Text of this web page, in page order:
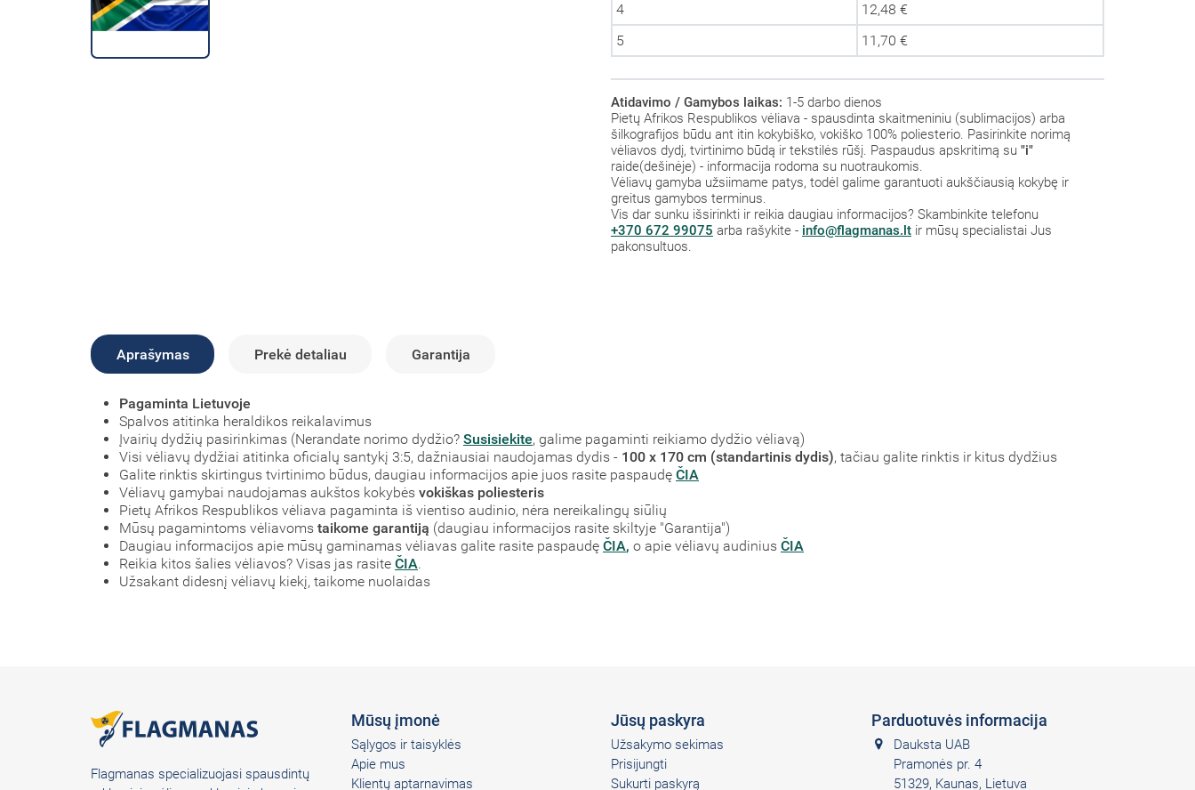
4
12,48 €
5
11,70 €
Atidavimo / Gamybos laikas: 1-5 darbo dienos
Pietų Afrikos Respublikos vėliava - spausdinta skaitmeniniu (sublimacijos) arba
šilkografijos būdu ant itin kokybiško, vokiško 100% poliesterio. Pasirinkite norimą
vėliavos dydį, tvirtinimo būdą ir tekstilės rūšį. Paspaudus apskritimą su "i"
raide(dešinėje) - informacija rodoma su nuotraukomis.
Vėliavų gamyba užsiimame patys, todėl galime garantuoti aukščiausią kokybę ir
greitus gamybos terminus.
Vis dar sunku išsirinkti ir reikia daugiau informacijos? Skambinkite telefonu
+370 672 99075 arba rašykite - info@flagmanas.lt ir mūsų specialistai Jus
pakonsultuos.
Aprašymas Prekė detaliau Garantija
Pagaminta Lietuvoje
Spalvos atitinka heraldikos reikalavimus
Įvairių dydžių pasirinkimas (Nerandate norimo dydžio? Susisiekite, galime pagaminti reikiamo dydžio vėliavą)
Visi vėliavų dydžiai atitinka oficialų santykį 3:5, dažniausiai naudojamas dydis - 100 x 170 cm (standartinis dydis), tačiau galite rinktis ir kitus dydžius
Galite rinktis skirtingus tvirtinimo būdus, daugiau informacijos apie juos rasite paspaudę ČIA
Vėliavų gamybai naudojamas aukštos kokybės vokiškas poliesteris
Pietų Afrikos Respublikos vėliava pagaminta iš vientiso audinio, nėra nereikalingų siūlių
Mūsų pagamintoms vėliavoms taikome garantiją (daugiau informacijos rasite skiltyje "Garantija")
Daugiau informacijos apie mūsų gaminamas vėliavas galite rasite paspaudę ČIA, o apie vėliavų audinius ČIA
Reikia kitos šalies vėliavos? Visas jas rasite ČIA.
Užsakant didesnį vėliavų kiekį, taikome nuolaidas
Flagmanas specializuojasi spausdintų
Mūsų įmonė
Sąlygos ir taisyklės
Apie mus
Klientų aptarnavimas
Jūsų paskyra
Užsakymo sekimas
Prisijungti
Sukurti paskyrą
Parduotuvės informacija
Dauksta UAB
Pramonės pr. 4
51329, Kaunas, Lietuva